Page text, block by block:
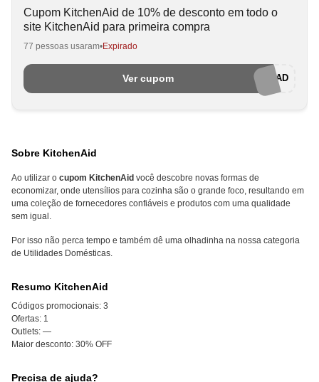
Cupom KitchenAid de 10% de desconto em todo o
site KitchenAid para primeira compra
77 pessoas usaram Expirado
Ver cupom 10PRAKAD
Sobre KitchenAid
Ao utilizar o cupom KitchenAid você descobre novas formas de
economizar, onde utensílios para cozinha são o grande foco, resultando em
uma coleção de fornecedores confiáveis e produtos com uma qualidade
sem igual.
Por isso não perca tempo e também dê uma olhadinha na nossa categoria
de Utilidades Domésticas.
Resumo KitchenAid
Códigos promocionais: 3
Ofertas: 1
Outlets: —
Maior desconto: 30% OFF
Precisa de ajuda?